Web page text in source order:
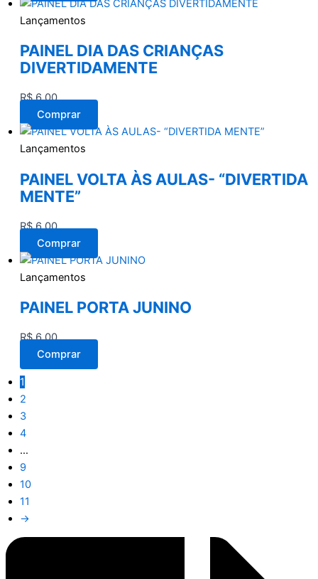
Lançamentos
PAINEL DIA DAS CRIANÇAS
DIVERTIDAMENTE
R$6,00
Comprar
Lançamentos
PAINEL VOLTA ÀS AULAS- “DIVERTIDA
MENTE”
R$6,00
Comprar
Lançamentos
PAINEL PORTA JUNINO
R$6,00
Comprar
1
2
3
4
…
9
10
11
→